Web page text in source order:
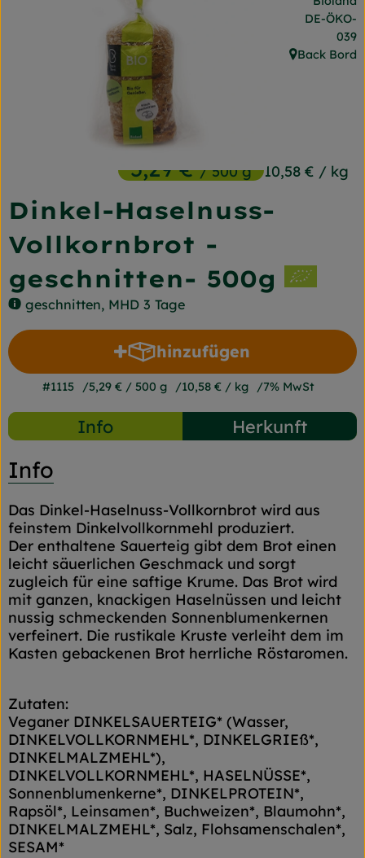
Gartensaison
So geht's
Unsere Kisten
Über uns
Jetzt bestellen
Dinkel-Haselnuss-
Vollkornbrot -
geschnitten- 500g
geschnitten, MHD 3 Tage
5,29 €/ 500 g 10,58 € / kg
,
DE-ÖKO-
039
, Herkunft:
Back Bord
hinzufügen
Produkt zum Warenkorb
#1115 5,29 € / 500 g 10,58 € / kg 7% MwSt
Info Herkunft
Info
Das Dinkel-Haselnuss-Vollkornbrot wird aus
feinstem Dinkelvollkornmehl produziert.
Der enthaltene Sauerteig gibt dem Brot einen
leicht säuerlichen Geschmack und sorgt
zugleich für eine saftige Krume. Das Brot wird
mit ganzen, knackigen Haselnüssen und leicht
nussig schmeckenden Sonnenblumenkernen
verfeinert. Die rustikale Kruste verleiht dem im
Kasten gebackenen Brot herrliche Röstaromen.
Zutaten:
Veganer DINKELSAUERTEIG* (Wasser,
DINKELVOLLKORNMEHL*, DINKELGRIEß*,
DINKELMALZMEHL*),
DINKELVOLLKORNMEHL*, HASELNÜSSE*,
Sonnenblumenkerne*, DINKELPROTEIN*,
Rapsöl*, Leinsamen*, Buchweizen*, Blaumohn*,
DINKELMALZMEHL*, Salz, Flohsamenschalen*,
SESAM*